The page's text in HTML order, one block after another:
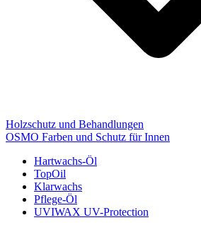
Holzschutz und Behandlungen
OSMO Farben und Schutz für Innen
Hartwachs-Öl
TopOil
Klarwachs
Pflege-Öl
UVIWAX UV-Protection